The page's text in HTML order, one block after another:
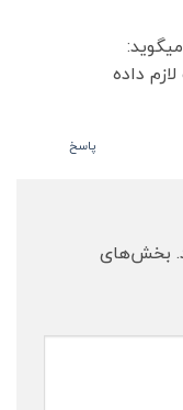
میگوید:
داده
پاسخ
بخش‌های